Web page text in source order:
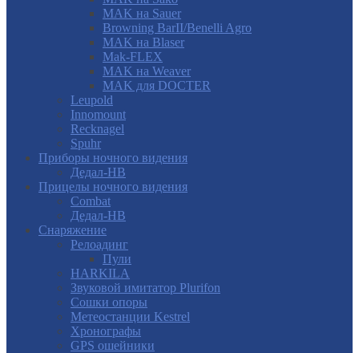
MAK на Sauer
Browning BarII/Benelli Agro
MAK на Blaser
Mak-FLEX
MAK на Weaver
MAK для DOCTER
Leupold
Innomount
Recknagel
Spuhr
Приборы ночного видения
Дедал-НВ
Прицелы ночного видения
Combat
Дедал-НВ
Снаряжение
Релоадинг
Пули
HARKILA
Звуковой имитатор Plurifon
Сошки опоры
Метеостанции Kestrel
Хронографы
GPS ошейники